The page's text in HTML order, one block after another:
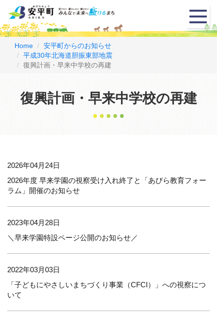
メ
ニ
ュ
Home
安平町からのお知らせ
平成30年北海道胆振東部地震
復興計画・早来中学校の再建
復興計画・早来中学校の再建
2026年04月24日
2026年度 早来学園の視察受け入れ終了と「あびら教育フォー
ラム」開催のお知らせ
2023年04月28日
＼早来学園特設ページ公開のお知らせ／
2022年03月03日
「子どもにやさしいまちづくり事業（CFCI）」への視察につ
いて